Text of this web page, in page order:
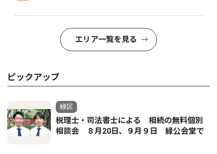
エリア一覧を見る
ピックアップ
緑区
税理士・司法書士による 相続の無料個別
相談会 ８月20日、９月９日 緑公会堂で